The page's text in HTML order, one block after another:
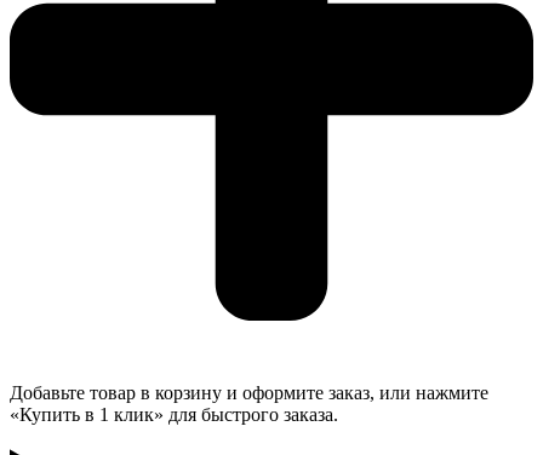
Добавьте товар в корзину и оформите заказ, или нажмите
«Купить в 1 клик» для быстрого заказа.